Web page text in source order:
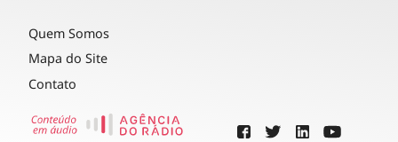
Quem Somos
Mapa do Site
Contato